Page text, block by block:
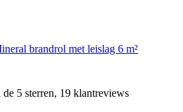
brandrol met leislag 6 m²
5 sterren, 19 klantreviews